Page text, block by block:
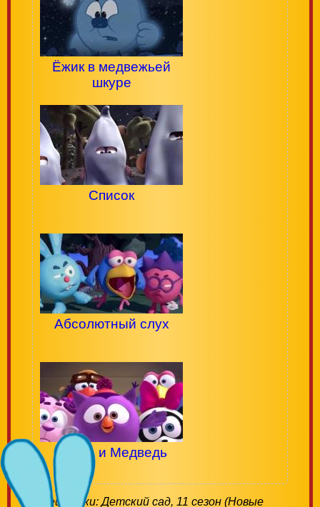
Ёжик в медвежьей
шкуре
Список
Абсолютный слух
Нюша и Медведь
Смешарики: Детский сад, 11 сезон (Новые